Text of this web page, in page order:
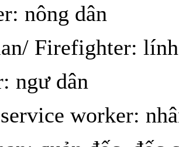
nông dân
Firefighter:
ngư dân
worker: